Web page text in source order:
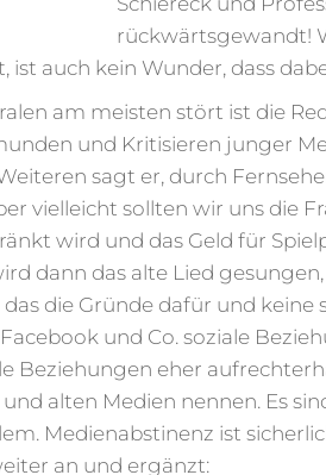
rückwärtsgewandt!
ist auch kein Wunder, dass
am meisten stört ist die
und Kritisieren junger
sagt er, durch
vielleicht sollten wir uns die
wird und das Geld für
dann das alte Lied
die Gründe dafür und
und Co. soziale
Beziehungen eher
alten Medien nennen. Es
Medienabstinenz ist
an und ergänzt: